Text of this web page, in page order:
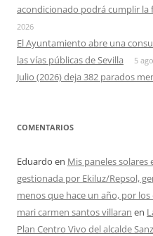
acondicionado podrá cumplir
2026
El Ayuntamiento abre una
las vías públicas de Sevilla
5
Julio (2026) deja 382 parados
COMENTARIOS
Eduardo en Mis paneles solares
gestionada por Ekiluz/Repsol,
menos que hace un año, por los
mari carmen santos villaran en
Plan Centro Vivo del alcalde